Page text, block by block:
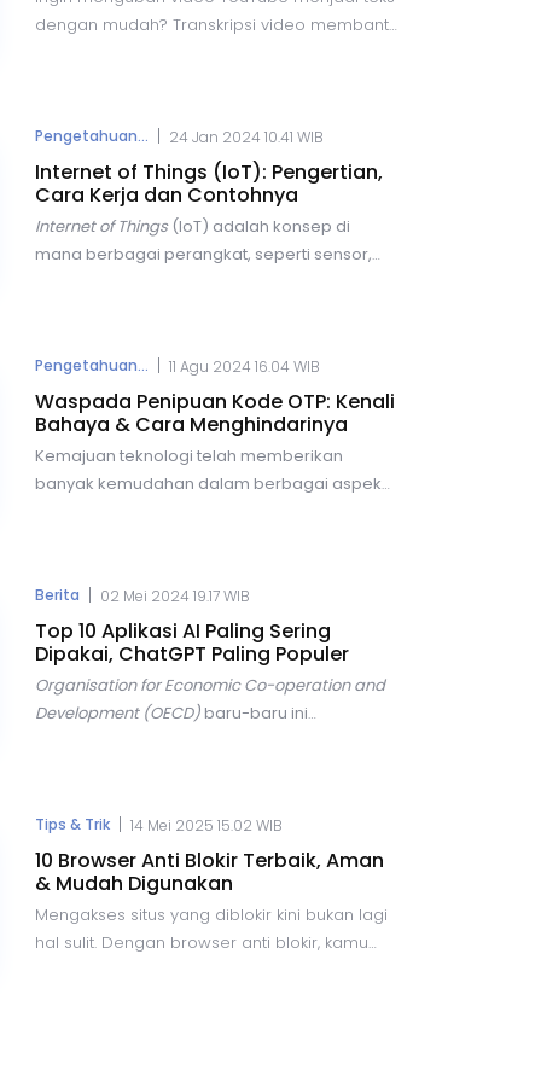
dengan mudah? Transkripsi video membantu
dengan cepat dan akurat, menggunakan
berbagai alat yang tersedia secara gratis
maupun berbayar.
Pengetahuan... | 24 Jan 2024 10.41 WIB
Internet of Things (IoT): Pengertian,
Cara Kerja dan Contohnya
Internet of Things(IoT) adalah konsep di
mana berbagai perangkat, seperti sensor,
dapat terkoneksi untuk melakukan berbagai
aktivitas, mulai dari pencarian informasi
hingga pengolahan data, tanpa perlu campur
tangan manusia.
Pengetahuan... | 11 Agu 2024 16.04 WIB
Waspada Penipuan Kode OTP: Kenali
Bahaya & Cara Menghindarinya
Kemajuan teknologi telah memberikan
banyak kemudahan dalam berbagai aspek
terdapat risiko yang semakin besar, salah
satunya adalah ancaman penipuan
kodeOne-Time Password(OTP).
Berita | 02 Mei 2024 19.17 WIB
Top 10 Aplikasi AI Paling Sering
Dipakai, ChatGPT Paling Populer
Organisation for Economic Co-operation and
Development (OECD) baru-baru ini
laporannya, OECD menyebutkan bahwa AI
menjadi topik yang hangat diperbincangkan
di berbagai forum, terutama dalam konteks
hubungan internasional.
Tips & Trik | 14 Mei 2025 15.02 WIB
10 Browser Anti Blokir Terbaik, Aman
& Mudah Digunakan
Mengakses situs yang diblokir kini bukan lagi
hal sulit. Dengan browser anti blokir, kamu